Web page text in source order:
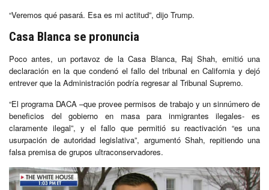
“Veremos qué pasará. Esa es mi actitud”, dijo Trump.
Casa Blanca se pronuncia
Poco antes, un portavoz de la Casa Blanca, Raj Shah, emitió una
declaración en la que condenó el fallo del tribunal en California y dejó
entrever que la Administración podría regresar al Tribunal Supremo.
“El programa DACA –que provee permisos de trabajo y un sinnúmero de
beneficios del gobierno en masa para inmigrantes ilegales- es
claramente ilegal”, y el fallo que permitió su reactivación “es una
usurpación de autoridad legislativa”, argumentó Shah, repitiendo una
falsa premisa de grupos ultraconservadores.